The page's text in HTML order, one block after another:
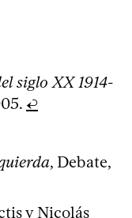
siglo XX 1914-
↩
, Debate,
y Nicolás